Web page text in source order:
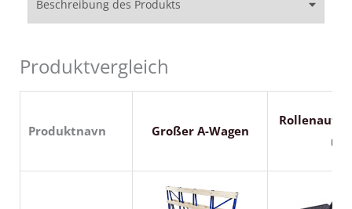
Beschreibung des Produkts
Produktvergleich
Produktnavn Großer A-Wagen
n